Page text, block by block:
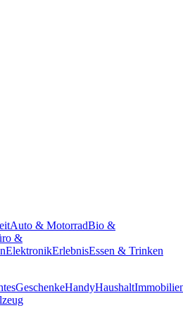
Auto & MotorradBio &
&
ElektronikErlebnisEssen & Trinken
GeschenkeHandyHaushalt